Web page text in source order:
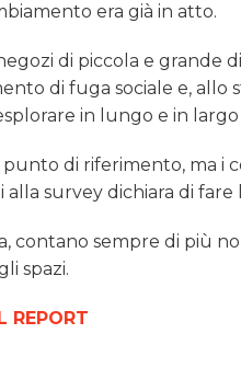
era già in atto.
di piccola e grande
di fuga sociale e, allo
in lungo e in
di riferimento, ma i
survey dichiara di
contano sempre di più
spazi.
REPORT